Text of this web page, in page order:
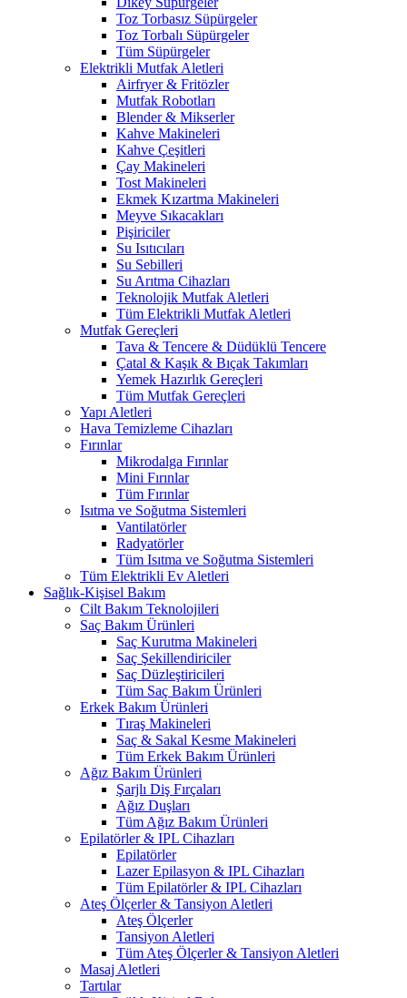
Toz Torbasız Süpürgeler
Toz Torbalı Süpürgeler
Tüm Süpürgeler
Elektrikli Mutfak Aletleri
Airfryer & Fritözler
Mutfak Robotları
Blender & Mikserler
Kahve Makineleri
Kahve Çeşitleri
Çay Makineleri
Tost Makineleri
Ekmek Kızartma Makineleri
Meyve Sıkacakları
Pişiriciler
Su Isıtıcıları
Su Sebilleri
Su Arıtma Cihazları
Teknolojik Mutfak Aletleri
Tüm Elektrikli Mutfak Aletleri
Mutfak Gereçleri
Tava & Tencere & Düdüklü Tencere
Çatal & Kaşık & Bıçak Takımları
Yemek Hazırlık Gereçleri
Tüm Mutfak Gereçleri
Yapı Aletleri
Hava Temizleme Cihazları
Fırınlar
Mikrodalga Fırınlar
Mini Fırınlar
Tüm Fırınlar
Isıtma ve Soğutma Sistemleri
Vantilatörler
Radyatörler
Tüm Isıtma ve Soğutma Sistemleri
Tüm Elektrikli Ev Aletleri
Sağlık-Kişisel Bakım
Cilt Bakım Teknolojileri
Saç Bakım Ürünleri
Saç Kurutma Makineleri
Saç Şekillendiriciler
Saç Düzleştiricileri
Tüm Saç Bakım Ürünleri
Erkek Bakım Ürünleri
Tıraş Makineleri
Saç & Sakal Kesme Makineleri
Tüm Erkek Bakım Ürünleri
Ağız Bakım Ürünleri
Şarjlı Diş Fırçaları
Ağız Duşları
Tüm Ağız Bakım Ürünleri
Epilatörler & IPL Cihazları
Epilatörler
Lazer Epilasyon & IPL Cihazları
Tüm Epilatörler & IPL Cihazları
Ateş Ölçerler & Tansiyon Aletleri
Ateş Ölçerler
Tansiyon Aletleri
Tüm Ateş Ölçerler & Tansiyon Aletleri
Masaj Aletleri
Tartılar